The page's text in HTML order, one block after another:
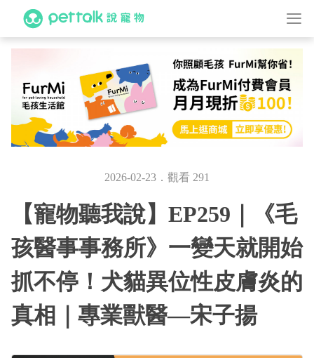
2026-02-23．觀看 291
【寵物聽我說】EP259｜《毛
孩醫事事務所》一變天就開始
抓不停！犬貓異位性皮膚炎的
真相｜專業獸醫—宋子揚